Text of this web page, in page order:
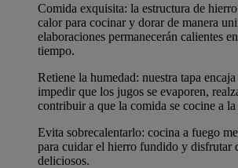
Comida exquisita: la estructura de
calor para cocinar y dorar de manera
elaboraciones permanecerán calientes
tiempo.
Retiene la humedad: nuestra tapa
impedir que los jugos se evaporen,
contribuir a que la comida se cocine a
Evita sobrecalentarlo: cocina a fuego
para cuidar el hierro fundido y disfrutar
deliciosos.